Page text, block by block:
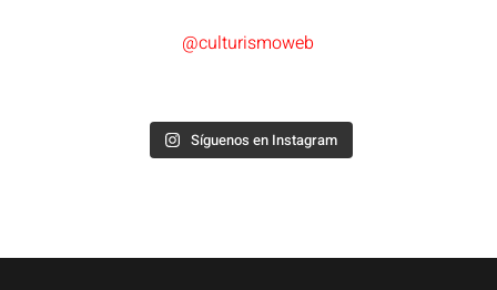
@culturismoweb
Síguenos en Instagram